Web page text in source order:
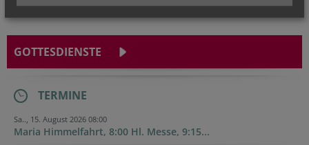
GOTTESDIENSTE
TERMINE
Sa.., 15. August 2026 08:00
Maria Himmelfahrt, 8:00 Hl. Messe, 9:15...